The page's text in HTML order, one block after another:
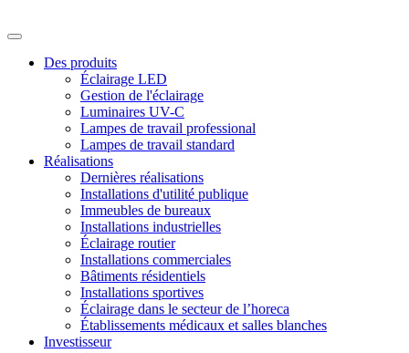
Des produits
Éclairage LED
Gestion de l'éclairage
Luminaires UV-C
Lampes de travail professional
Lampes de travail standard
Réalisations
Dernières réalisations
Installations d'utilité publique
Immeubles de bureaux
Installations industrielles
Éclairage routier
Installations commerciales
Bâtiments résidentiels
Installations sportives
Éclairage dans le secteur de l’horeca
Établissements médicaux et salles blanches
Investisseur